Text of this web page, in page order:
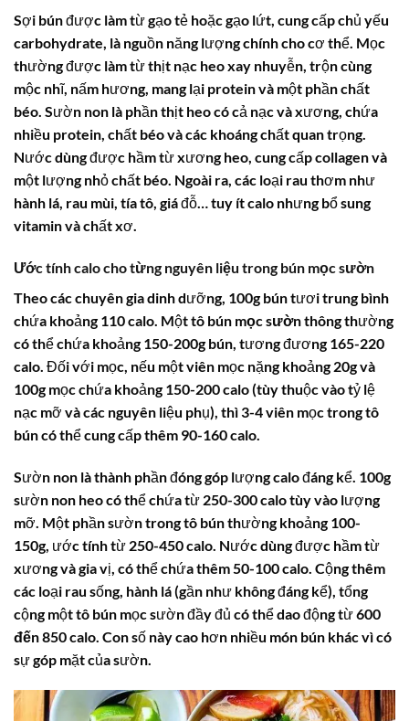
Sợi bún được làm từ gạo tẻ hoặc gạo lứt, cung cấp chủ yếu
carbohydrate, là nguồn năng lượng chính cho cơ thể. Mọc
thường được làm từ thịt nạc heo xay nhuyễn, trộn cùng
mộc nhĩ, nấm hương, mang lại protein và một phần chất
béo. Sườn non là phần thịt heo có cả nạc và xương, chứa
nhiều protein, chất béo và các khoáng chất quan trọng.
Nước dùng được hầm từ xương heo, cung cấp collagen và
một lượng nhỏ chất béo. Ngoài ra, các loại rau thơm như
hành lá, rau mùi, tía tô, giá đỗ… tuy ít calo nhưng bổ sung
vitamin và chất xơ.
Ước tính calo cho từng nguyên liệu trong bún mọc sườn
Theo các chuyên gia dinh dưỡng, 100g bún tươi trung bình
chứa khoảng 110 calo. Một tô bún mọc sườnthông thường
có thể chứa khoảng 150-200g bún, tương đương 165-220
calo. Đối với mọc, nếu một viên mọc nặng khoảng 20g và
100g mọc chứa khoảng 150-200 calo (tùy thuộc vào tỷ lệ
nạc mỡ và các nguyên liệu phụ), thì 3-4 viên mọc trong tô
bún có thể cung cấp thêm 90-160 calo.
Sườn non là thành phần đóng góp lượng calo đáng kể. 100g
sườn non heo có thể chứa từ 250-300 calo tùy vào lượng
mỡ. Một phần sườn trong tô bún thường khoảng 100-
150g, ước tính từ 250-450 calo. Nước dùng được hầm từ
xương và gia vị, có thể chứa thêm 50-100 calo. Cộng thêm
các loại rau sống, hành lá (gần như không đáng kể), tổng
cộng một tô bún mọc sườn đầy đủ có thể dao động từ600
đến 850 calo . Con số này cao hơn nhiều món bún khác vì có
sự góp mặt của sườn.